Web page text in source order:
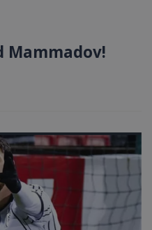
Mammadov!